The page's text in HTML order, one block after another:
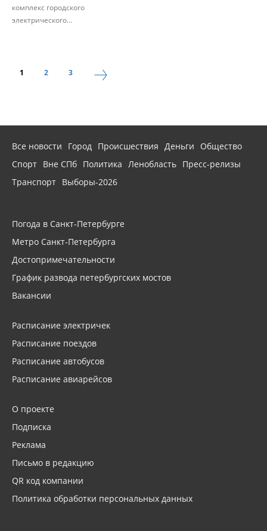
комплекс городского
электрического...
1 2 3
Все новости Город Происшествия Деньги
Общество
Спорт Вне СПб Политика Ленобласть Пресс-релизы
Транспорт Выборы-2026
Погода в Санкт-Петербурге
Метро Санкт-Петербурга
Достопримечательности
График развода петербургских мостов
Вакансии
Расписание электричек
Расписание поездов
Расписание автобусов
Расписание авиарейсов
О проекте
Подписка
Реклама
Письмо в редакцию
QR код компании
Политика обработки персональных данных